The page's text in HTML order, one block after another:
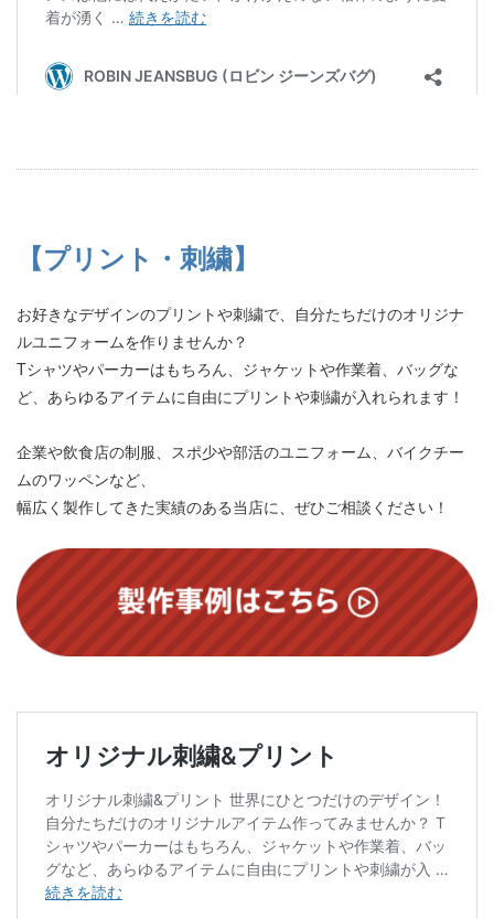
【プリント・刺繍】
お好きなデザインのプリントや刺繍で、自分たちだけのオリジナ
ルユニフォームを作りませんか？
Tシャツやパーカーはもちろん、ジャケットや作業着、バッグな
ど、あらゆるアイテムに自由にプリントや刺繍が入れられます！
企業や飲食店の制服、スポ少や部活のユニフォーム、バイクチー
ムのワッペンなど、
幅広く製作してきた実績のある当店に、ぜひご相談ください！